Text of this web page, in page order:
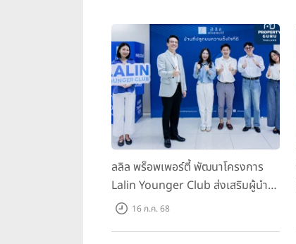
ลลิล พร็อพเพอร์ตี้ พัฒนาโครงการ
Lalin Younger Club ส่งเสริมผู้นำ
รุ่นใหม่ พัฒนาองค์กรสู่อนาคต
16 ก.ค. 68